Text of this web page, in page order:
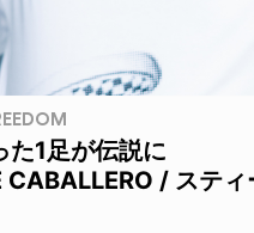
た1足が伝説に
/ スティ